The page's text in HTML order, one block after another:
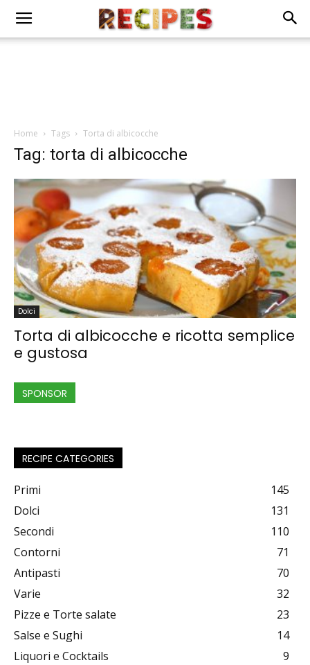
Home Tags Torta di albicocche
Tag: torta di albicocche
Dolci
Torta di albicocche e ricotta semplice
e gustosa
SPONSOR
RECIPE CATEGORIES
Primi
145
Dolci
131
Secondi
110
Contorni
71
Antipasti
70
Varie
32
Pizze e Torte salate
23
Salse e Sughi
14
Liquori e Cocktails
9